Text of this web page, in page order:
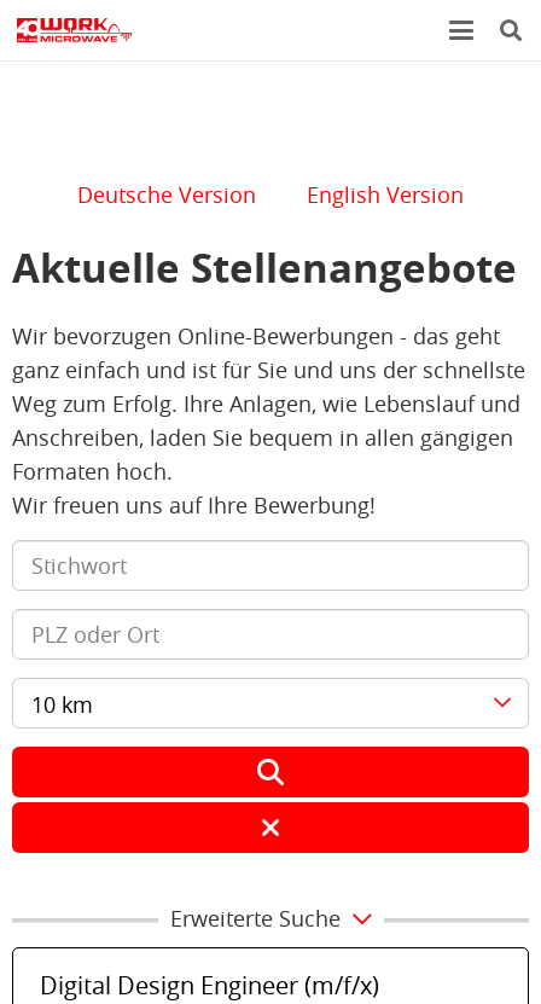
Deutsche Version English Version
Aktuelle Stellenangebote
Wir bevorzugen Online-Bewerbungen - das geht
ganz einfach und ist für Sie und uns der schnellste
Weg zum Erfolg. Ihre Anlagen, wie Lebenslauf und
Anschreiben, laden Sie bequem in allen gängigen
Formaten hoch.
Wir freuen uns auf Ihre Bewerbung!
10 km
Erweiterte Suche
Digital Design Engineer (m/f/x)